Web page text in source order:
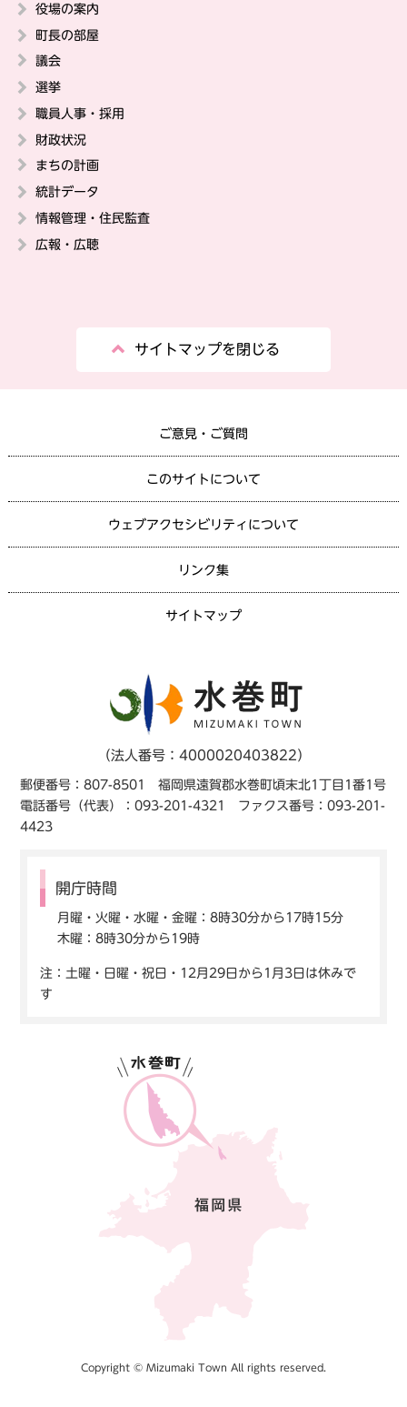
役場の案内
町長の部屋
議会
選挙
職員人事・採用
財政状況
まちの計画
統計データ
情報管理・住民監査
広報・広聴
サイトマップを閉じる
ご意見・ご質問
このサイトについて
ウェブアクセシビリティについて
リンク集
サイトマップ
（法人番号：4000020403822）
郵便番号：807-8501 福岡県遠賀郡水巻町頃末北1丁目1番1号
電話番号（代表）：093-201-4321 ファクス番号：093-201-
4423
開庁時間
月曜・火曜・水曜・金曜：8時30分から17時15分
木曜：8時30分から19時
注：土曜・日曜・祝日・12月29日から1月3日は休みで
す
Copyright © Mizumaki Town All rights reserved.